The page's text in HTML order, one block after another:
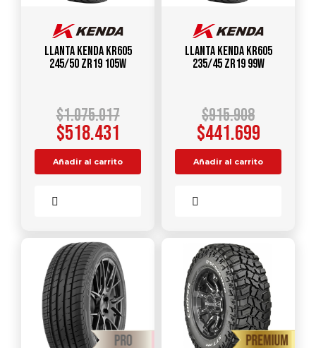
Llanta KENDA KR605
245/50 ZR19 105W
$1.075.017
$518.431
Añadir al carrito
Llanta KENDA KR605
235/45 ZR19 99W
$915.908
$441.699
Añadir al carrito